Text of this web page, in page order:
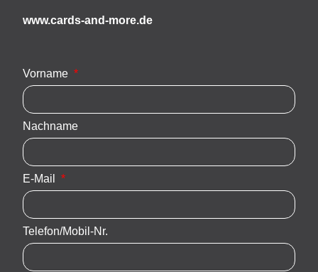
www.cards-and-more.de
Vorname
Nachname
E-Mail
Telefon/Mobil-Nr.